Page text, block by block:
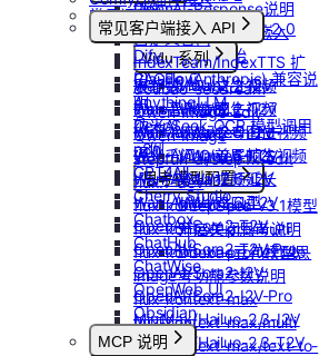
OpenAI-Response说明
Embeddings 向量嵌入
Gemini 快速开始
Claude (Anthropic) 兼容说
明
DeepSeek-OCR 模型调用
示例
思考模型配置
DeepSeek V3.1模型
开启关闭思考说明
Doubao豆包模型思
考功能参数说明
gpt-image-1
gpt-image-1.5
gpt-image-2
doubao-seedream
Qwen-Image-Edit
Qwen-Image
stepfun-ai/step1x-edit
flux.1-dev
flux-kontext-pro
flux-kontext-pro/multi
flux-kontext-pro/text-to-
image
flux-kontext-max
flux-kontext-max/multi
flux-kontext-max/text-to-
pro
doubao-seedance-2-0
Vidu 系列
Vidu/文生视频
Vidu/图生视频
Vidu/参考图生视频
Vidu/首尾帧生视频
Vidu/视频延长
Vidu/对口型
Wan-AI/Wan2.2-I2V
Wan-AI/Wan2.2-T2V
Wan-AI/Wan2.5-I2V
Wan-AI/Wan2.5-T2V
Wan-AI/Wan2.6-I2V
Wan-AI/Wan2.6-T2V
OpenAI/Sora2-T2V
OpenAI/Sora2-T2V-Pro
OpenAI/Sora2-I2V
OpenAI/Sora2-I2V-Pro
MiniMax/Hailuo-2.3-I2V
MiniMax/Hailuo-2.3-T2V
IndexTTS
自定义音色
IndexTeam/IndexTTS 扩
展参数
suno音乐生成
MiniMax/speech-hd
通义千问 Qwen-TTS
常见问题答疑
常见客户端接入 API
Dify
RAGFlow
AnythingLLM
纳米AI
n8n
GPT4All
Cherry Studio
Chatbox
ChatHub
ChatWise
OpenWeb UI
Obsidian
MCP 说明